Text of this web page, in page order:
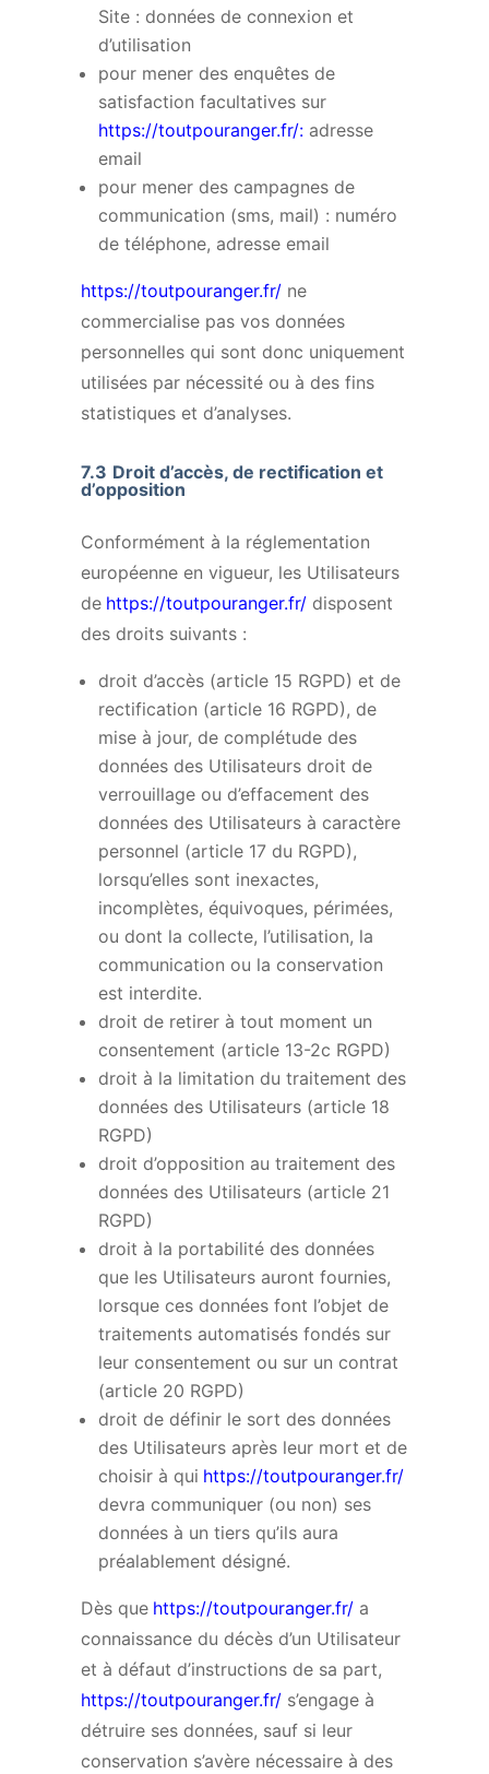
Site : données de connexion et
d’utilisation
pour mener des enquêtes de
satisfaction facultatives sur
https://toutpouranger.fr/: adresse
email
pour mener des campagnes de
communication (sms, mail) : numéro
de téléphone, adresse email
https://toutpouranger.fr/ ne
commercialise pas vos données
personnelles qui sont donc uniquement
utilisées par nécessité ou à des fins
statistiques et d’analyses.
7.3 Droit d’accès, de rectification et
d’opposition
Conformément à la réglementation
européenne en vigueur, les Utilisateurs
de https://toutpouranger.fr/ disposent
des droits suivants :
droit d’accès (article 15 RGPD) et de
rectification (article 16 RGPD), de
mise à jour, de complétude des
données des Utilisateurs droit de
verrouillage ou d’effacement des
données des Utilisateurs à caractère
personnel (article 17 du RGPD),
lorsqu’elles sont inexactes,
incomplètes, équivoques, périmées,
ou dont la collecte, l’utilisation, la
communication ou la conservation
est interdite.
droit de retirer à tout moment un
consentement (article 13-2c RGPD)
droit à la limitation du traitement des
données des Utilisateurs (article 18
RGPD)
droit d’opposition au traitement des
données des Utilisateurs (article 21
RGPD)
droit à la portabilité des données
que les Utilisateurs auront fournies,
lorsque ces données font l’objet de
traitements automatisés fondés sur
leur consentement ou sur un contrat
(article 20 RGPD)
droit de définir le sort des données
des Utilisateurs après leur mort et de
choisir à qui https://toutpouranger.fr/
devra communiquer (ou non) ses
données à un tiers qu’ils aura
préalablement désigné.
Dès que https://toutpouranger.fr/ a
connaissance du décès d’un Utilisateur
et à défaut d’instructions de sa part,
https://toutpouranger.fr/ s’engage à
détruire ses données, sauf si leur
conservation s’avère nécessaire à des